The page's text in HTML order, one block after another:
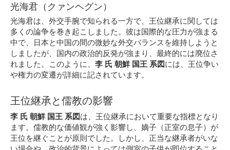
光海君（クァンヘグン）
光海君は、外交手腕で知られる一方で、王位継承に関しては
多くの論争を巻き起こしました。彼は国際的な圧力が強まる
中で、日本と中国の間の微妙な外交バランスを維持しようと
しましたが、国内の政治的反発が強まり、最終的には廃位さ
れました。このように、 李 氏 朝鮮 国王 系図には、王位争い
や権力の変遷が詳細に記されています。
王位継承と儒教の影響
李 氏 朝鮮 国王 系図は、王位継承において重要な指標となり
ます。儒教的な価値観が強く影響し、嫡子（正室の息子）が
王位を継ぐことが原則でした。しかし、正当な継承者がいな